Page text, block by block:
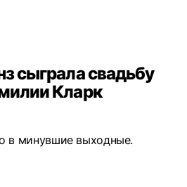
сыграла свадьбу
Кларк
в минувшие выходные.